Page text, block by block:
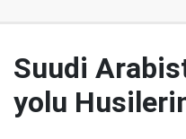
Suudi
yolu